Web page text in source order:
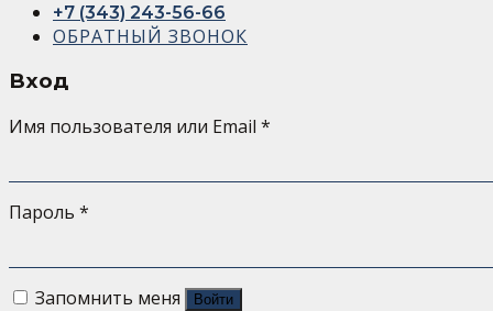
+7 (343) 243-56-66
ОБРАТНЫЙ ЗВОНОК
Вход
Имя пользователя или Email *
Пароль *
Запомнить меня Войти